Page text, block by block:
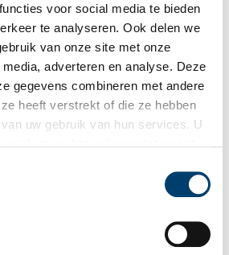
voor social media te bieden
te analyseren. Ook delen we
van onze site met onze
adverteren en analyse. Deze
gegevens combineren met andere
heeft verstrekt of die ze hebben
uw gebruik van hun services. U
hoog affuit in gebruik geweest bij het Nederlandse
viaWikimedia Commons , Zandcee, CC BY-SA 4.0.
werd opgeheven, werd de
lange tijd gebruikt voor de opslag van
van buitenaf te bezichtigen. In 2017
van Stadsherstel, een organisatie die
werd hersteld en voorzien van
riolering en water. Hierbij bleef het